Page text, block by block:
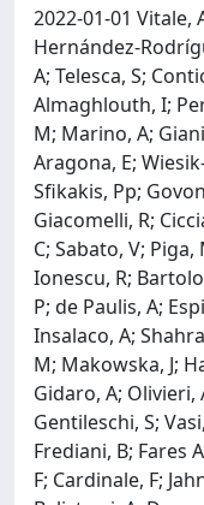
2022-01-01 Vitale,
Hernández-
A; Telesca, S;
Almaghlouth, I;
M; Marino, A;
Aragona, E;
Sfikakis, Pp;
Giacomelli, R;
C; Sabato, V;
Ionescu, R;
P; de Paulis, A;
Insalaco, A;
M; Makowska, J;
Gidaro, A; Olivieri,
Gentileschi, S;
Frediani, B; Fares
F; Cardinale, F;